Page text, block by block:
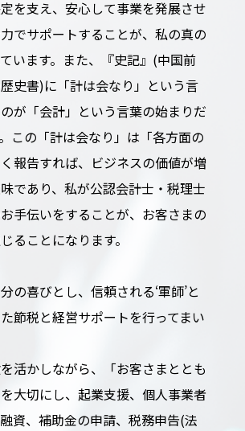
を支え、安心して事業を発展させ
でサポートすることが、私の真の
います。また、『史記』(中国前
史書)に「計は会なり」という言
が「会計」という言葉の始まりだ
この「計は会なり」は「各方面の
報告すれば、ビジネスの価値が増
であり、私が公認会計士・税理士
手伝いをすることが、お客さまの
ることになります。
の喜びとし、信頼される‘軍師’と
節税と経営サポートを行ってまい
活かしながら、「お客さまととも
大切にし、起業支援、個人事業者
資、補助金の申請、税務申告(法